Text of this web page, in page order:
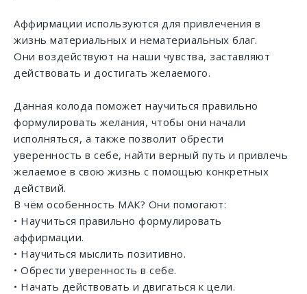
Аффирмации используются для привлечения в
жизнь материальных и нематериальных благ.
Они воздействуют на наши чувства, заставляют
действовать и достигать желаемого.
Данная колода поможет научиться правильно
формулировать желания, чтобы они начали
исполняться, а также позволит обрести
уверенность в себе, найти верный путь и привлечь
желаемое в свою жизнь с помощью конкретных
действий.
В чём особенность МАК? Они помогают:
• Научиться правильно формулировать
аффирмации.
• Научиться мыслить позитивно.
• Обрести уверенность в себе.
• Начать действовать и двигаться к цели.